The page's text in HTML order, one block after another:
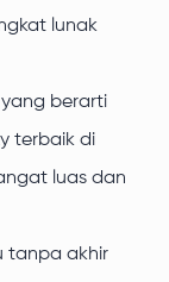
lunak
berarti
terbaik di
luas dan
tanpa akhir